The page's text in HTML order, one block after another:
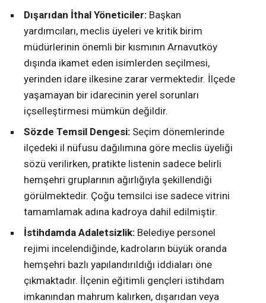
Dışarıdan İthal Yöneticiler: Başkan
yardımcıları, meclis üyeleri ve kritik birim
müdürlerinin önemli bir kısmının Arnavutköy
dışında ikamet eden isimlerden seçilmesi,
yerinden idare ilkesine zarar vermektedir. İlçede
yaşamayan bir idarecinin yerel sorunları
içselleştirmesi mümkün değildir.
Sözde Temsil Dengesi: Seçim dönemlerinde
ilçedeki il nüfusu dağılımına göre meclis üyeliği
sözü verilirken, pratikte listenin sadece belirli
hemşehri gruplarının ağırlığıyla şekillendiği
görülmektedir. Çoğu temsilci ise sadece vitrini
tamamlamak adına kadroya dahil edilmiştir.
İstihdamda Adaletsizlik: Belediye personel
rejimi incelendiğinde, kadroların büyük oranda
hemşehri bazlı yapılandırıldığı iddiaları öne
çıkmaktadır. İlçenin eğitimli gençleri istihdam
imkanından mahrum kalırken, dışarıdan veya